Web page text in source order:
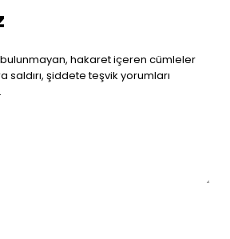
hakaret içeren cümleler
şiddete teşvik yorumları